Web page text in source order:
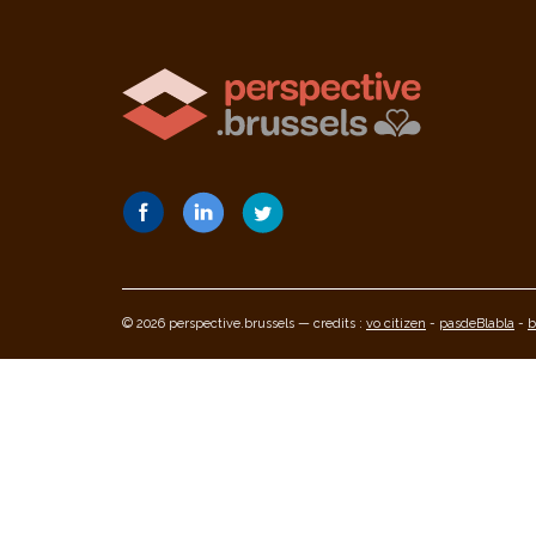
© 2026 perspective.brussels — credits : vo citizen - pasdeBlabla -